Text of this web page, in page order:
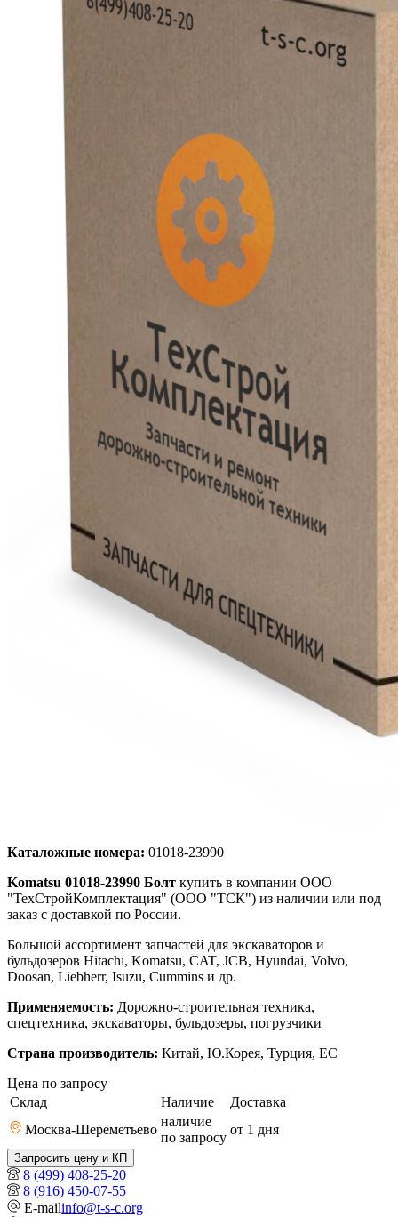
Каталожные номера: 01018-23990
Komatsu 01018-23990 Болт купить в компании ООО
"ТехСтройКомплектация" (ООО "ТСК") из наличии или под
заказ с доставкой по России.
Большой ассортимент запчастей для экскаваторов и
бульдозеров Hitachi, Komatsu, CAT, JCB, Hyundai, Volvo,
Doosan, Liebherr, Isuzu, Cummins и др.
Применяемость: Дорожно-строительная техника,
спецтехника, экскаваторы, бульдозеры, погрузчики
Страна производитель: Китай, Ю.Корея, Турция, ЕС
Цена по запросу
Склад
Наличие
Доставка
Москва-Шереметьево
наличие
по запросу
от 1 дня
Запросить цену и КП
8 (499) 408-25-20
8 (916) 450-07-55
E-mailinfo@t-s-c.org